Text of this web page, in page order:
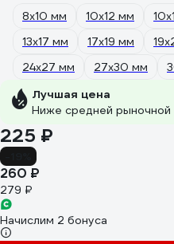
8х10 мм
10х12 мм
13х17 мм
17х19 мм
24х27 мм
27х30 мм
Лучшая цена
Ниже средней рыночной
225 ₽
260 ₽
279 ₽
Начислим 2 бонуса